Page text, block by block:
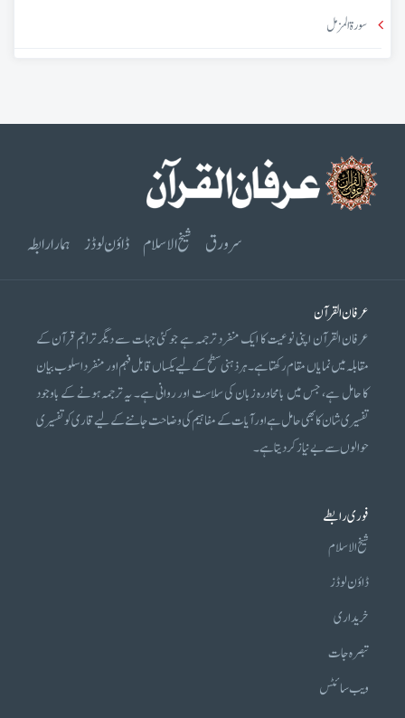
سورۃ المزمل
سرورق شیخ الاسلام ڈاؤن لوڈز ہمارا رابطہ
عرفان القرآن
عرفان القرآن اپنی نوعیت کا ایک منفرد ترجمہ ہے جو کئی جہات سے دیگر تراجم قرآن کے
مقابلہ میں نمایاں مقام رکھتا ہے۔ ہر ذہنی سطح کے لیے یکساں قابل فہم اور منفرد اسلوب بیان
کا حامل ہے، جس میں بامحاورہ زبان کی سلاست اور روانی ہے۔ یہ ترجمہ ہونے کے باوجود
تفسیری شان کا بھی حامل ہے اور آیات کے مفاہیم کی وضاحت جاننے کے لیے قاری کو تفسیری
حوالوں سے بے نیاز کر دیتا ہے۔
فوری رابطے
شیخ الاسلام
ڈاؤن لوڈز
خریداری
تبصرہ جات
ویب سائٹس